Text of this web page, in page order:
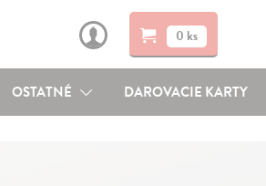
0 ks
OSTATNÉ DAROVACIE KARTY